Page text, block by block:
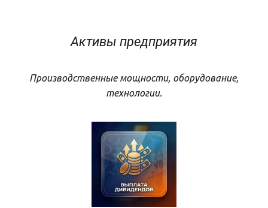
Активы предприятия
Производственные мощности, оборудование,
технологии.